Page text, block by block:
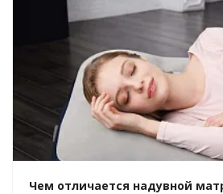
Чем отличается надувной